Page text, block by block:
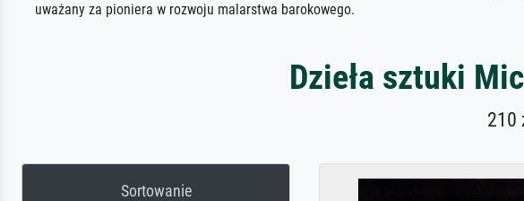
uważany za pioniera w rozwoju malarstwa barokowego.
Dzieła sztuki
210
Sortowanie